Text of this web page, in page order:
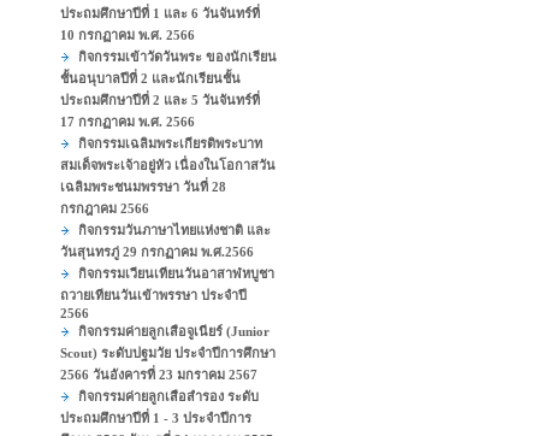
ประถมศึกษาปีที่ 1 และ 6 วันจันทร์ที่
10 กรกฏาคม พ.ศ. 2566
กิจกรรมเข้าวัดวันพระ ของนักเรียน
ชั้นอนุบาลปีที่ 2 และนักเรียนชั้น
ประถมศึกษาปีที่ 2 และ 5 วันจันทร์ที่
17 กรกฏาคม พ.ศ. 2566
กิจกรรมเฉลิมพระเกียรติพระบาท
สมเด็จพระเจ้าอยู่หัว เนื่องในโอกาสวัน
เฉลิมพระชนมพรรษา วันที่ 28
กรกฎาคม 2566
กิจกรรมวันภาษาไทยแห่งชาติ และ
วันสุนทรภู่ 29 กรกฏาคม พ.ศ.2566
กิจกรรมเวียนเทียนวันอาสาฬหบูชา
ถวายเทียนวันเข้าพรรษา ประจำปี
2566
กิจกรรมค่ายลูกเสือจูเนียร์ (Junior
Scout) ระดับปฐมวัย ประจำปีการศึกษา
2566 วันอังคารที่ 23 มกราคม 2567
กิจกรรมค่ายลูกเสือสำรอง ระดับ
ประถมศึกษาปีที่ 1 - 3 ประจำปีการ